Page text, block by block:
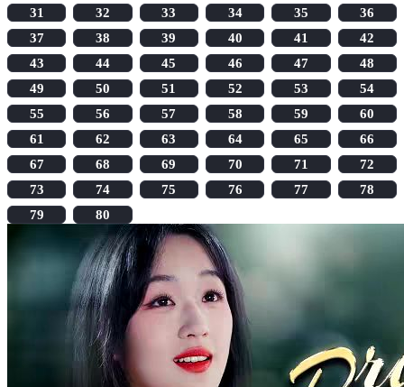
31
32 33 34 35
36
37
38 39 40 41
42
43
44 45 46 47
48
49
50 51 52 53
54
55
56 57 58 59
60
61
62 63 64 65
66
67
68 69 70 71
72
73
74 75 76 77
78
79
80